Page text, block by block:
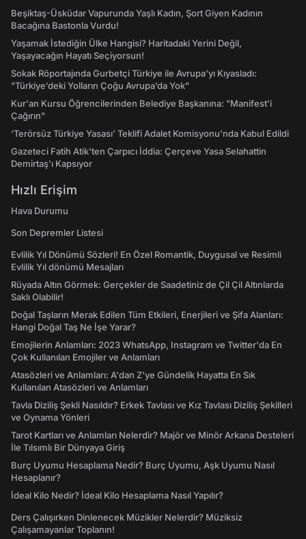
Beşiktaş-Üsküdar Vapurunda Yaşlı Kadın, Şort Giyen Kadının
Bacağına Bastonla Vurdu!
Yaşamak İstediğin Ülke Hangisi? Haritadaki Yerini Değil,
Yaşayacağın Hayatı Seçiyorsun!
Sokak Röportajında Gurbetçi Türkiye ile Avrupa'yı Kıyasladı:
"Türkiye’deki Yolların Çoğu Avrupa’da Yok"
Kur'an Kursu Öğrencilerinden Belediye Başkanına: "Manifest’i
Çağırın"
‘Terörsüz Türkiye Yasası’ Teklifi Adalet Komisyonu'nda Kabul Edildi
Gazeteci Fatih Atik'ten Çarpıcı İddia: Çerçeve Yasa Selahattin
Demirtaş'ı Kapsıyor
Hızlı Erişim
Hava Durumu
Son Depremler Listesi
Evlilik Yıl Dönümü Sözleri! En Özel Romantik, Duygusal ve Resimli
Evlilik Yıl dönümü Mesajları
Rüyada Altın Görmek: Gerçekler de Saadetiniz de Çil Çil Altınlarda
Saklı Olabilir!
Doğal Taşların Merak Edilen Tüm Etkileri, Enerjileri ve Şifa Alanları:
Hangi Doğal Taş Ne İşe Yarar?
Emojilerin Anlamları: 2023 WhatsApp, Instagram ve Twitter'da En
Çok Kullanılan Emojiler ve Anlamları
Atasözleri ve Anlamları: A'dan Z'ye Gündelik Hayatta En Sık
Kullanılan Atasözleri ve Anlamları
Tavla Diziliş Şekli Nasıldır? Erkek Tavlası ve Kız Tavlası Diziliş Şekilleri
ve Oynama Yönleri
Tarot Kartları ve Anlamları Nelerdir? Majör ve Minör Arkana Desteleri
İle Tılsımlı Bir Dünyaya Giriş
Burç Uyumu Hesaplama Nedir? Burç Uyumu, Aşk Uyumu Nasıl
Hesaplanır?
İdeal Kilo Nedir? İdeal Kilo Hesaplama Nasıl Yapılır?
Ders Çalışırken Dinlenecek Müzikler Nelerdir? Müziksiz
Çalışamayanlar Toplanın!